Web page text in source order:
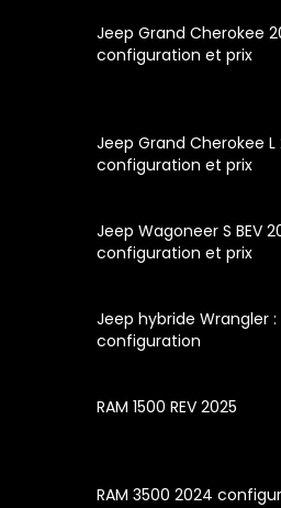
Jeep Grand Cherokee
configuration et prix
Jeep Grand Cherokee L
configuration et prix
Jeep Wagoneer S BEV
configuration et prix
Jeep hybride Wrangler :
configuration
RAM 1500 REV 2025
RAM 3500 2024